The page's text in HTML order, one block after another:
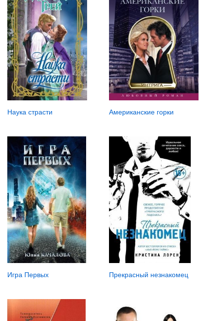
Наука страсти Американские горки
Игра Первых Прекрасный незнакомец